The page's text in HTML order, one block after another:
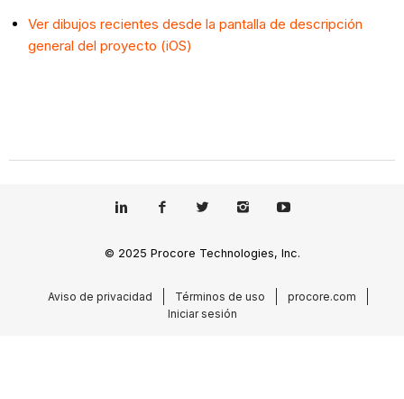
Ver dibujos recientes desde la pantalla de descripción
general del proyecto (iOS)
© 2025 Procore Technologies, Inc.
Aviso de privacidad Términos de uso
procore.com
Iniciar sesión